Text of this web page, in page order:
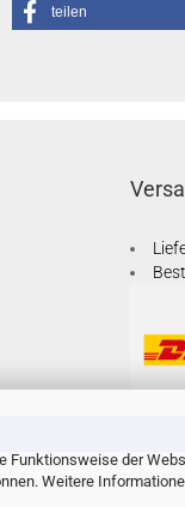
Funktionsweise der
Weitere
teilen
by